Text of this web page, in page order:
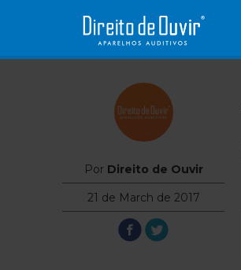
Por Direito de Ouvir
21 de March de 2017